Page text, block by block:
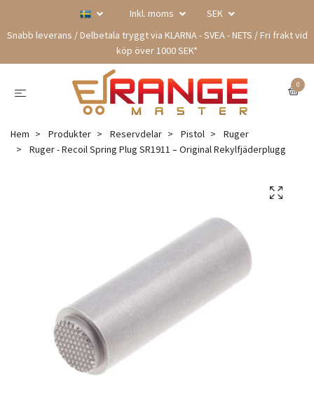
Inkl. moms
SEK
Snabb leverans / Delbetala tryggt via KLARNA - SVEA - NETS / Fri frakt vid
köp över 1000 SEK*
0
Hem Produkter Reservdelar Pistol
Ruger
Ruger - Recoil Spring Plug SR1911 – Original Rekylfjäderplugg